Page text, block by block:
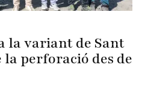
la variant de Sant
perforació des de